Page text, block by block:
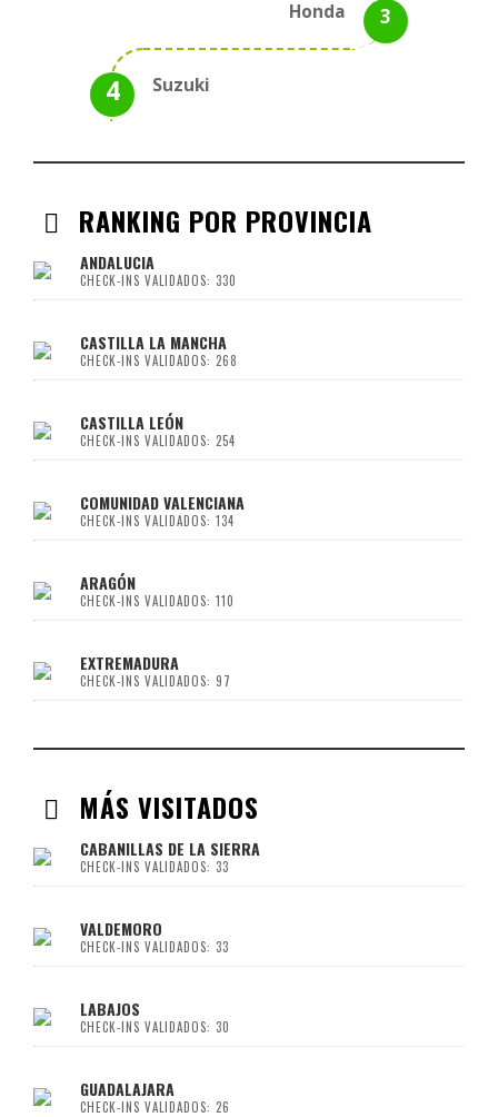
Honda
Suzuki
RANKING POR PROVINCIA
ANDALUCIA
CHECK-INS VALIDADOS: 330
CASTILLA LA MANCHA
CHECK-INS VALIDADOS: 268
CASTILLA LEÓN
CHECK-INS VALIDADOS: 254
COMUNIDAD VALENCIANA
CHECK-INS VALIDADOS: 134
ARAGÓN
CHECK-INS VALIDADOS: 110
EXTREMADURA
CHECK-INS VALIDADOS: 97
MÁS VISITADOS
CABANILLAS DE LA SIERRA
CHECK-INS VALIDADOS: 33
VALDEMORO
CHECK-INS VALIDADOS: 33
LABAJOS
CHECK-INS VALIDADOS: 30
GUADALAJARA
CHECK-INS VALIDADOS: 26